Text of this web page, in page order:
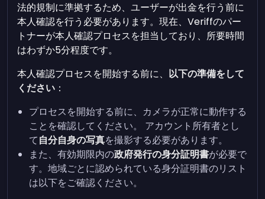
法的規制に準拠するため、ユーザーが出金を行う前に
本人確認を行う必要があります。現在、Veriffのパー
トナーが本人確認プロセスを担当しており、所要時間
はわずか5分程度です。
本人確認プロセスを開始する前に、 以下の準備をして
ください ：
プロセスを開始する前に、カメラが正常に動作する
ことを確認してください。
アカウント所有者とし
て自分自身の写真を撮影する必要があります。
また、有効期限内の政府発行の身分証明書が必要で
す。地域ごとに認められている身分証明書のリスト
は以下をご確認ください。